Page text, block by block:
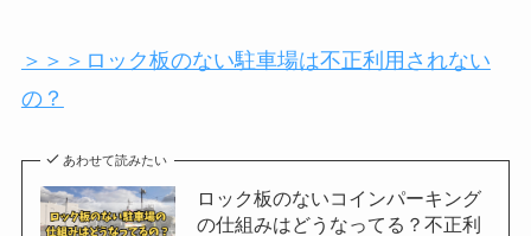
＞＞＞ロック板のない駐車場は不正利用されない
の？
あわせて読みたい
ロック板のないコインパーキング
の仕組みはどうなってる？不正利